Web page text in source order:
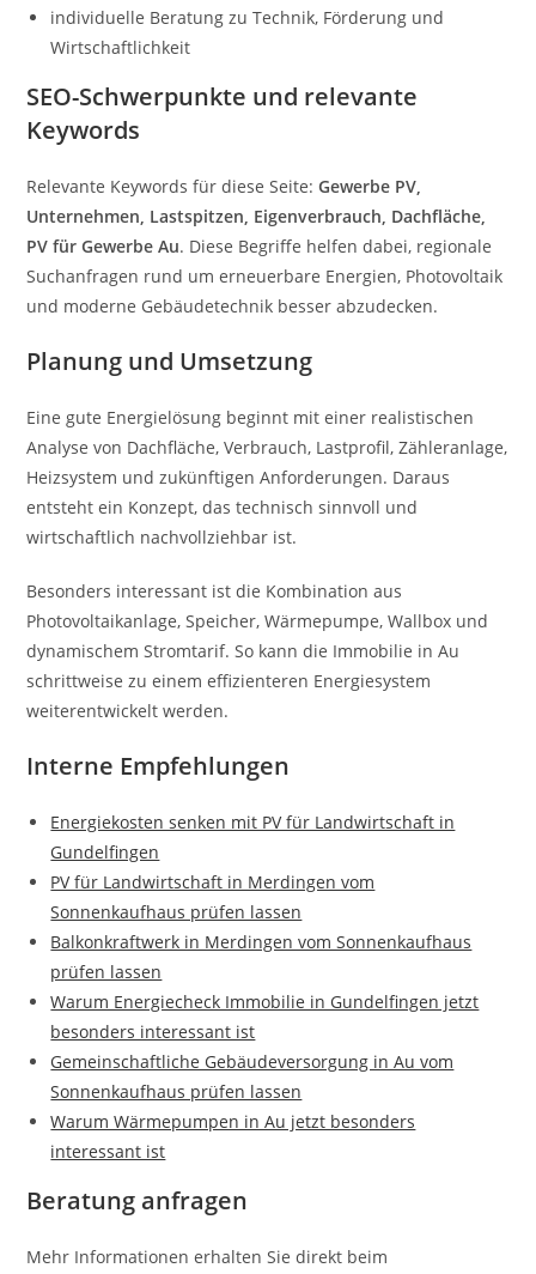
individuelle Beratung zu Technik, Förderung und
Wirtschaftlichkeit
SEO-Schwerpunkte und relevante
Keywords
Relevante Keywords für diese Seite:Gewerbe PV,
Unternehmen, Lastspitzen, Eigenverbrauch, Dachfläche,
PV für Gewerbe Au. Diese Begriffe helfen dabei, regionale
Suchanfragen rund um erneuerbare Energien, Photovoltaik
und moderne Gebäudetechnik besser abzudecken.
Planung und Umsetzung
Eine gute Energielösung beginnt mit einer realistischen
Analyse von Dachfläche, Verbrauch, Lastprofil, Zähleranlage,
Heizsystem und zukünftigen Anforderungen. Daraus
entsteht ein Konzept, das technisch sinnvoll und
wirtschaftlich nachvollziehbar ist.
Besonders interessant ist die Kombination aus
Photovoltaikanlage, Speicher, Wärmepumpe, Wallbox und
dynamischem Stromtarif. So kann die Immobilie in Au
schrittweise zu einem effizienteren Energiesystem
weiterentwickelt werden.
Interne Empfehlungen
Energiekosten senken mit PV für Landwirtschaft in
Gundelfingen
PV für Landwirtschaft in Merdingen vom
Sonnenkaufhaus prüfen lassen
Balkonkraftwerk in Merdingen vom Sonnenkaufhaus
prüfen lassen
Warum Energiecheck Immobilie in Gundelfingen jetzt
besonders interessant ist
Gemeinschaftliche Gebäudeversorgung in Au vom
Sonnenkaufhaus prüfen lassen
Warum Wärmepumpen in Au jetzt besonders
interessant ist
Beratung anfragen
Mehr Informationen erhalten Sie direkt beim